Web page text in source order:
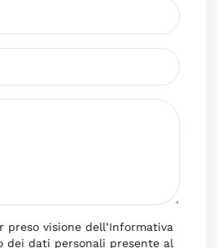
preso visione dell’Informativa
dei dati personali presente al